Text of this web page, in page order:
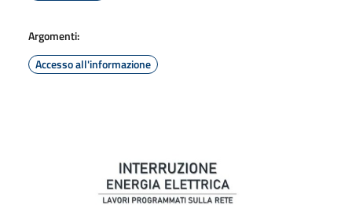
Argomenti:
Accesso all'informazione